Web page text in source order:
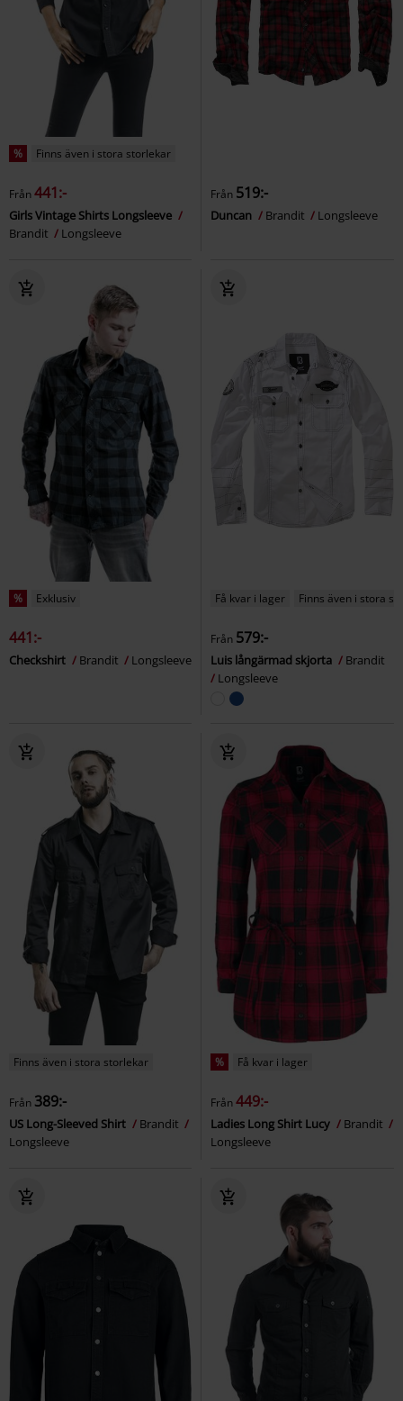
% Finns även i stora storlekar
Från441:-
Girls Vintage Shirts Longsleeve
Brandit
Longsleeve
Från 519:-
Duncan Brandit Longsleeve
% Exklusiv
441:-
Checkshirt Brandit Longsleeve
Få kvar i lager Finns även i stora
Från 579:-
Luis långärmad skjorta
Brandit
Longsleeve
Finns även i stora storlekar
Från 389:-
US Long-Sleeved Shirt
Brandit
Longsleeve
% Få kvar i lager
Från449:-
Ladies Long Shirt Lucy
Brandit
Longsleeve